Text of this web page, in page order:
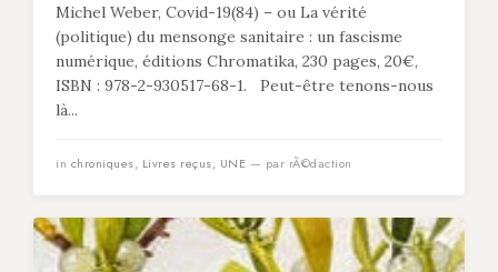
Michel Weber, Covid-19(84) – ou La vérité
(politique) du mensonge sanitaire : un fascisme
numérique, éditions Chromatika, 230 pages, 20€,
ISBN : 978-2-930517-68-1. Peut-être tenons-nous
là...
in chroniques, Livres reçus, UNE — par rÃ©daction